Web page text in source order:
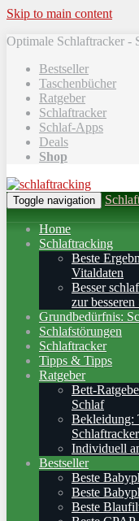
Skip to main content
Optimale Schlaftracker -
Bestseller
Taschenbücher
Ratgeber
Schlaftracker
Schlaf-Apps
Deals
Shop
Toggle navigation
Home
Schlaftracking
Beste
Vitaldaten
Besser
zur
Grundbedürfnis:
Schlafstörungen
Schlaftracker
Tipps & Tipps
Ratgeber
Bett-
Schlaf
Bekleidung:
Schlaftracker
Individuell
Bestseller
Beste
Beste
Beste